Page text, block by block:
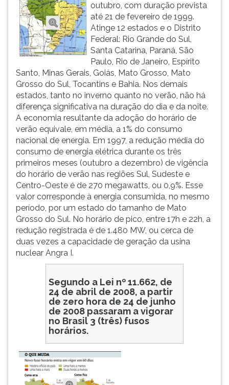
menu
principal
pressione
tecla
depois
Pressione
ouvir
essa
instrução
novamente.
outubro, com duração prevista
até 21 de fevereiro de 1999.
Atinge 12 estados e o Distrito
Federal: Rio Grande do Sul,
Santa Catarina, Paraná, São
Paulo, Rio de Janeiro, Espírito
Santo, Minas Gerais, Goiás, Mato Grosso, Mato
Grosso do Sul, Tocantins e Bahia. Nos demais
estados, tanto no inverno quanto no verão, não há
diferença significativa na duração do dia e da noite.
A economia resultante da adoção do horário de
verão equivale, em média, a 1% do consumo
nacional de energia. Em 1997, a redução média do
consumo de energia elétrica durante os três
primeiros meses (outubro a dezembro) de vigência
do horário de verão nas regiões Sul, Sudeste e
Centro-Oeste é de 270 megawatts, ou 0,9%. Esse
valor corresponde à energia consumida, no mesmo
período, por um estado do tamanho de Mato
Grosso do Sul. No horário de pico, entre 17h e 22h, a
redução registrada é de 1.480 MW, ou cerca de
duas vezes a capacidade de geração da usina
nuclear Angra I.
Segundo a Lei nº 11.662, de
24 de abril de 2008, a partir
de zero hora de 24 de junho
de 2008 passaram a vigorar
no Brasil 3 (três) fusos
horários.